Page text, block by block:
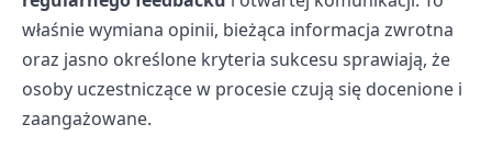
właśnie wymiana opinii, bieżąca informacja zwrotna
oraz jasno określone kryteria sukcesu sprawiają, że
osoby uczestniczące w procesie czują się docenione i
zaangażowane.